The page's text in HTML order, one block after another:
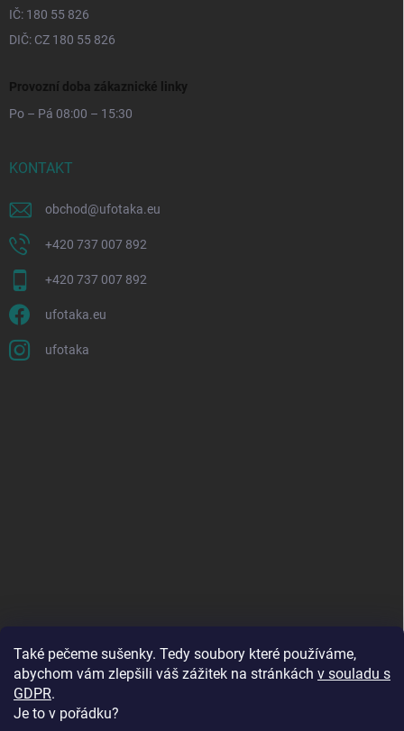
Také pečeme sušenky. Tedy soubory které používáme,
abychom vám zlepšili váš zážitek na stránkách v souladu s
GDPR.
Je to v pořádku?
IČ: 180 55 826
DIČ: CZ 180 55 826
Provozní doba zákaznické linky
Po – Pá 08:00 – 15:30
KONTAKT
obchod@ufotaka.eu
+420 737 007 892
+420 737 007 892
ufotaka.eu
ufotaka